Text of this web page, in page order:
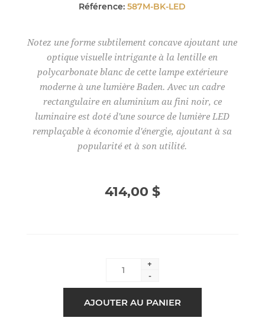
Référence: 587M-BK-LED
Notez une forme subtilement concave ajoutant une
optique visuelle intrigante à la lentille en
polycarbonate blanc de cette lampe extérieure
moderne à une lumière Baden. Avec un cadre
rectangulaire en aluminium au fini noir, ce
luminaire est doté d'une source de lumière LED
remplaçable à économie d'énergie, ajoutant à sa
popularité et à son utilité.
414,00 $
+
-